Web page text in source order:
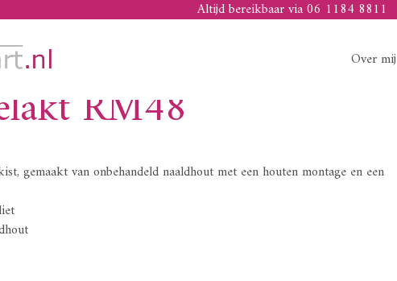
Altijd bereikbaar via 06 1184 8811
Over mij
RM48
gemaakt van onbehandeld naaldhout met een houten montage en een